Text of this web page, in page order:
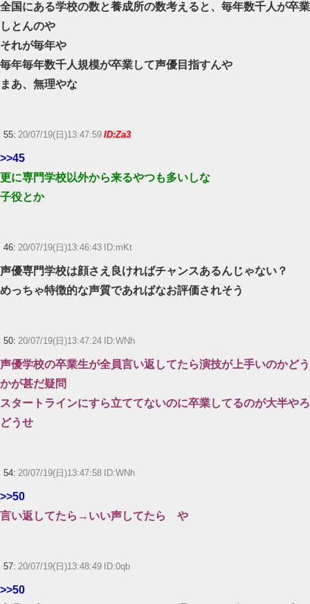
全国にある学校の数と養成所の数考えると、毎年数千人が卒業
しとんのや
それが毎年や
毎年毎年数千人規模が卒業して声優目指すんや
まあ、無理やな
55: 20/07/19(日)13:47:59 ID:Za3
>>45
更に専門学校以外から来るやつも多いしな
子役とか
46: 20/07/19(日)13:46:43 ID:mKt
声優専門学校は顔さえ良ければチャンスあるんじゃない？
めっちゃ特徴的な声質であればなお評価されそう
50: 20/07/19(日)13:47:24 ID:WNh
声優学校の卒業生が全員言い返してたら演技が上手いのかどう
かが甚だ疑問
スタートラインにすら立ててないのに卒業してるのが大半やろ
どうせ
54: 20/07/19(日)13:47:58 ID:WNh
>>50
言い返してたら→いい声してたら や
57: 20/07/19(日)13:48:49 ID:0qb
>>50